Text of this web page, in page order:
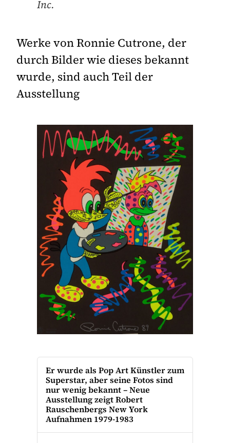
Inc.
Werke von Ronnie Cutrone, der
durch Bilder wie dieses bekannt
wurde, sind auch Teil der
Ausstellung
Er wurde als Pop Art Künstler zum
Superstar, aber seine Fotos sind
nur wenig bekannt – Neue
Ausstellung zeigt Robert
Rauschenbergs New York
Aufnahmen 1979-1983